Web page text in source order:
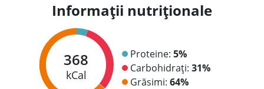
Informații nutriționale
368
kCal
Proteine: 5%
Carbohidrați: 31%
Grăsimi: 64%